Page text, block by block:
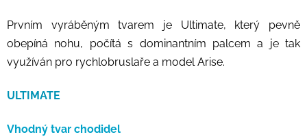
Prvním vyráběným tvarem je Ultimate, který pevně
obepíná nohu, počítá s dominantním palcem a je tak
využíván pro rychlobruslaře a model Arise.
ULTIMATE
Vhodný tvar chodidel